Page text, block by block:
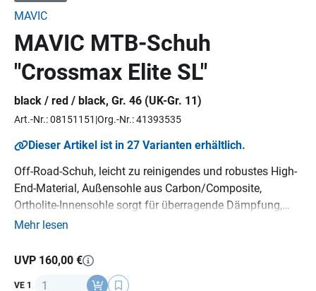
MAVIC
MAVIC MTB-Schuh
"Crossmax Elite SL"
black / red / black, Gr. 46 (UK-Gr. 11)
Art.-Nr.: 08151151 Org.-Nr.: 41393535
Dieser Artikel ist in 27 Varianten erhältlich.
Off-Road-Schuh, leicht zu reinigendes und robustes High-
End-Material, Außensohle aus Carbon/Composite,
Ortholite-Innensohle sorgt für überragende Dämpfung,
erweiterte Zehenkappe für Langlebigkeit, mit je einem
Schnelllösefunktion, Energy Grip Trail-Außensohle bietet
viel Stabilität und Pedal-Kontrolle, Spike-Aufnahme, 330 g
Mehr lesen
UVP 160,00 €
VE 1 Anzahl